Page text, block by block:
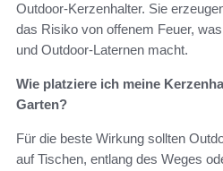
Outdoor-Kerzenhalter. Sie
das Risiko von offenem Feuer,
und Outdoor-Laternen macht.
Wie platziere ich meine
Garten?
Für die beste Wirkung sollten
auf Tischen, entlang des Weges